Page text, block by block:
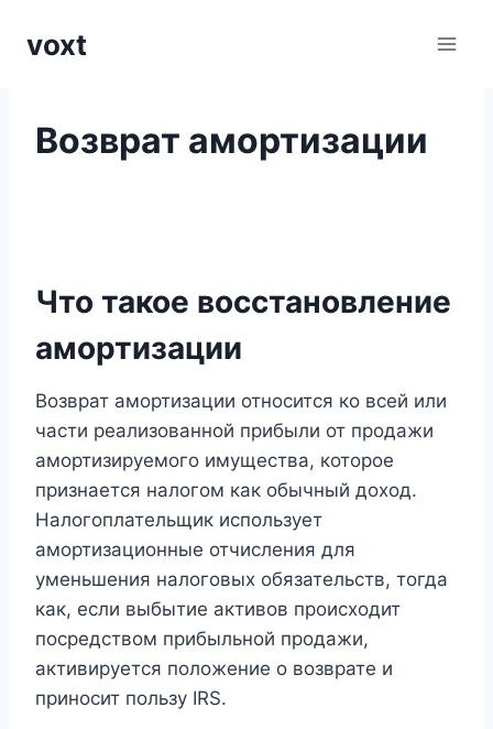
voxt
Возврат амортизации
Что такое восстановление
амортизации
Возврат амортизации относится ко всей или
части реализованной прибыли от продажи
амортизируемого имущества, которое
признается налогом как обычный доход.
Налогоплательщик использует
амортизационные отчисления для
уменьшения налоговых обязательств, тогда
как, если выбытие активов происходит
посредством прибыльной продажи,
активируется положение о возврате и
приносит пользу IRS.